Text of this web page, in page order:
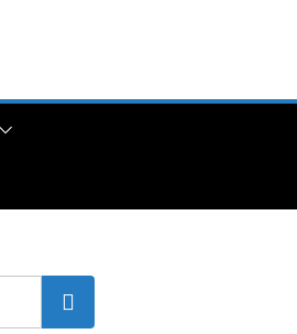
Suchen